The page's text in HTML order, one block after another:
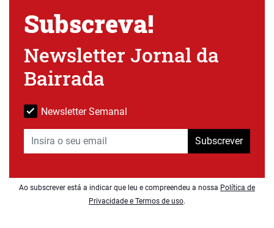
Subscreva!
Newsletter Jornal da
Bairrada
Newsletter Semanal
Subscrever
Ao subscrever está a indicar que leu e compreendeu a nossa Política de
Privacidade e Termos de uso.